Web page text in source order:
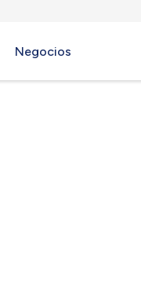
Negocios